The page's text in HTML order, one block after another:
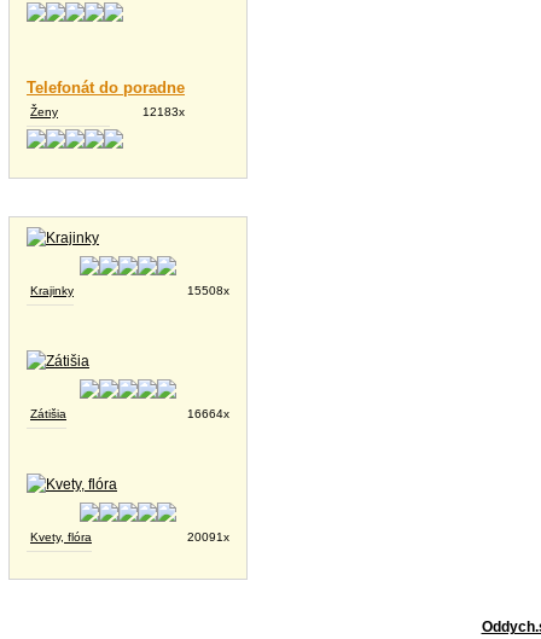
Telefonát do poradne
Ženy 12183x
Krajinky 15508x
Zátišia 16664x
Kvety, flóra 20091x